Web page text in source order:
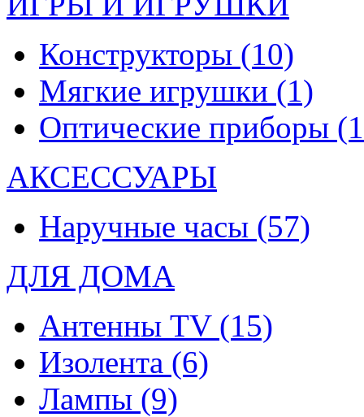
Конструкторы (10)
Мягкие игрушки (1)
Оптические приборы
АКСЕССУАРЫ
Наручные часы (57)
ДЛЯ ДОМА
Антенны TV (15)
Изолента (6)
Лампы (9)